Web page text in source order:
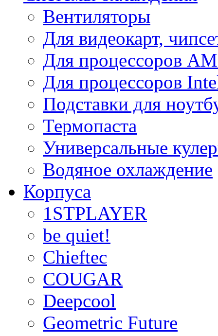
Вентиляторы
Для видеокарт,
Для процессоров
Для процессоров
Подставки для
Термопаста
Универсальные
Водяное охлаждение
Корпуса
1STPLAYER
be quiet!
Chieftec
COUGAR
Deepcool
Geometric Future